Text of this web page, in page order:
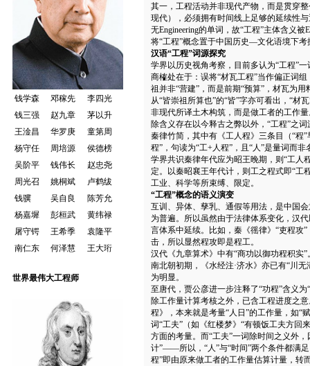
钱学森 邓稼先
李四光
钱三强
赵九章
茅以升
王淦昌
华罗庚
童第周
杨守任
周培源
侯德榜
吴阶平
钱伟长
赵忠尧
周光召
姚桐斌
卢鹤绂
钱骥
吴自良
陈芳允
杨嘉墀
彭桓武
黄纬禄
屠守锷
王希季
袁隆平
南仁东
何泽慧 王大珩
世界最伟大工程师
其一，工程活动并非现代产物，而是贯穿
现代），必须拥有时间线上足够的延续性
无Engineering的单词，故“工程”主体含义
将“工程”概念置于中国历史—文化语境下考
汉语“工程”词源探究
学界以历史视角考察，目前多认为“工程”
商榷处在于：误将“材瓦工程”当作偏正词
祖并非“营建”，而是前期“预算”，材瓦为
从“皆崇祖所算也”的“皆”字亦可看出，“材
非现代所译土木构筑，而是做工者的工作
除含义存在以今释古之弊以外，“工程”之
秦律竹简，其中有《工人程》三条目（“程
程”，句读为“工+人程”，且“人”是量词而
学界共识秦律年代应为昭王晚期，则“工人
定。以秦昭襄王年代计，则工之程式即“
工业、科学等所束缚、限定。
“工程”概念的语义演变
互训、异体、孳乳、通假等用法，是中国
为普遍。所以虽然由于法律体系变化，汉
言体系中延续。比如，秦《徭律》“吏程攻
击，所以显然程攻即是程工。
汉代《九章算术》中有“商功以御功程积实
南北朝初期，《水经注·济水》亦已有“川
为明显。
至唐代，贾公彦进一步注释了“功程”含义
除工作量计算考核之外，已含工程进度之
程》，本来就是考量“人日”的工作量，如“
词“工夫”（如《红楼梦》“有顿饭工夫方回
方面的考量。而“工夫”一词除时间之义外
计”——所以，“人”与“时间”两个条件都满
程”即由原来做工者的工作量估算计量，转